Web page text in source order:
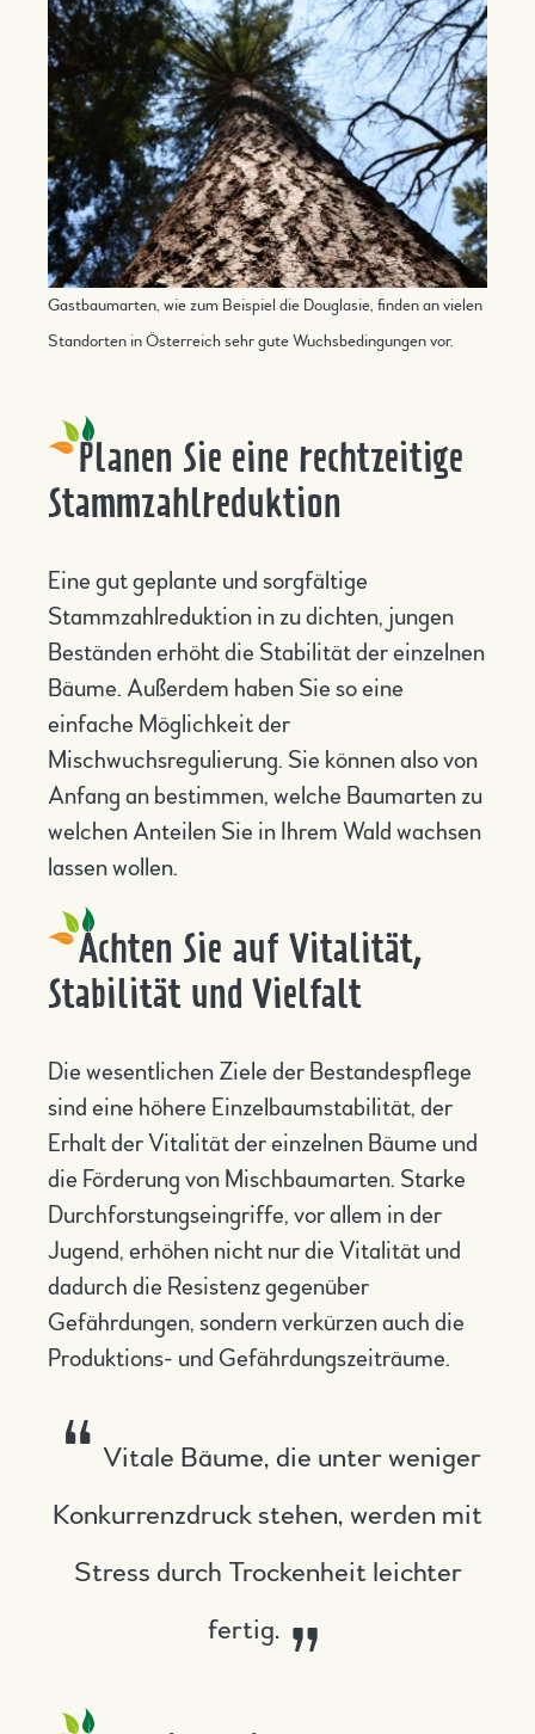
Gastbaumarten, wie zum Beispiel die Douglasie, finden an vielen
Standorten in Österreich sehr gute Wuchsbedingungen vor.
Planen Sie eine rechtzeitige
Stammzahlreduktion
Eine gut geplante und sorgfältige
Stammzahlreduktion in zu dichten, jungen
Beständen erhöht die Stabilität der einzelnen
Bäume. Außerdem haben Sie so eine
einfache Möglichkeit der
Mischwuchsregulierung. Sie können also von
Anfang an bestimmen, welche Baumarten zu
welchen Anteilen Sie in Ihrem Wald wachsen
lassen wollen.
Achten Sie auf Vitalität,
Stabilität und Vielfalt
Die wesentlichen Ziele der Bestandespflege
sind eine höhere Einzelbaumstabilität, der
Erhalt der Vitalität der einzelnen Bäume und
die Förderung von Mischbaumarten. Starke
Durchforstungseingriffe, vor allem in der
Jugend, erhöhen nicht nur die Vitalität und
dadurch die Resistenz gegenüber
Gefährdungen, sondern verkürzen auch die
Produktions- und Gefährdungszeiträume.
Vitale Bäume, die unter weniger
Konkurrenzdruck stehen, werden mit
Stress durch Trockenheit leichter
fertig.